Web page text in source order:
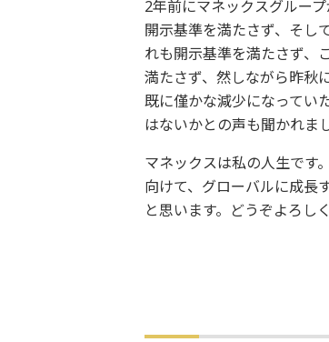
2年前にマネックスグルー
開示基準を満たさず、そし
れも開示基準を満たさず、
満たさず、然しながら昨秋
既に僅かな減少になってい
はないかとの声も聞かれま
マネックスは私の人生です
向けて、グローバルに成長
と思います。どうぞよろし